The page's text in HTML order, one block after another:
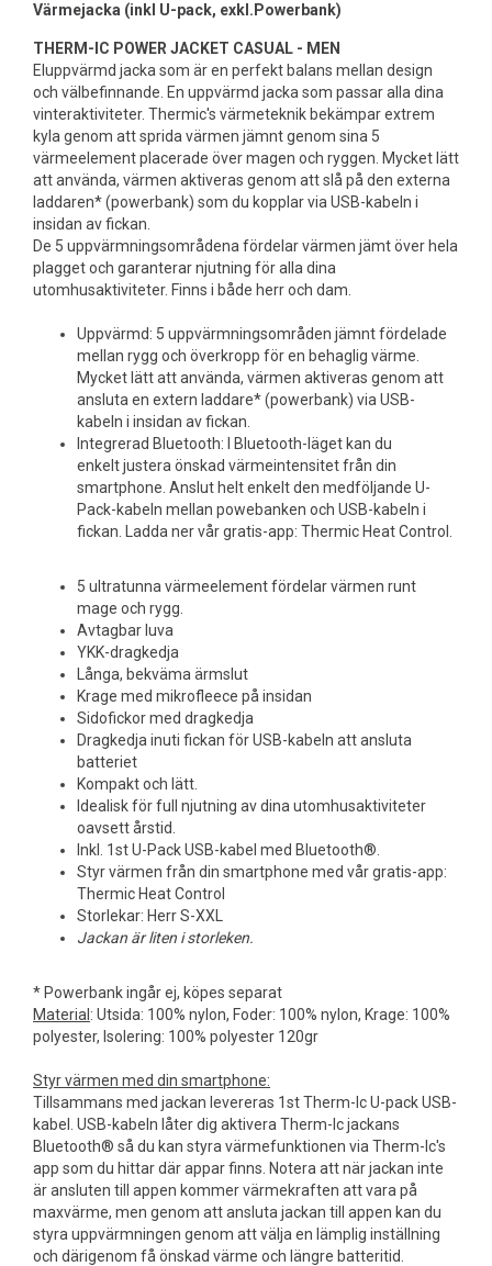
Värmejacka (inkl U-pack, exkl.Powerbank)
THERM-IC POWER JACKET CASUAL - MEN
Eluppvärmd jacka som är en perfekt balans mellan design
och välbefinnande. En uppvärmd jacka som passar alla dina
vinteraktiviteter. Thermic's värmeteknik bekämpar extrem
kyla genom att sprida värmen jämnt genom sina 5
värmeelement placerade över magen och ryggen. Mycket lätt
att använda, värmen aktiveras genom att slå på den externa
laddaren* (powerbank) som du kopplar via USB-kabeln i
insidan av fickan.
De 5 uppvärmningsområdena fördelar värmen jämt över hela
plagget och garanterar njutning för alla dina
utomhusaktiviteter. Finns i både herr och dam.
Uppvärmd: 5 uppvärmningsområden jämnt fördelade
mellan rygg och överkropp för en behaglig värme.
Mycket lätt att använda, värmen aktiveras genom att
ansluta en extern laddare* (powerbank) via USB-
kabeln i insidan av fickan.
Integrerad Bluetooth: I Bluetooth-läget kan du
enkelt justera önskad värmeintensitet från din
smartphone. Anslut helt enkelt den medföljande U-
Pack-kabeln mellan powebanken och USB-kabeln i
fickan. Ladda ner vår gratis-app: Thermic Heat Control.
5 ultratunna värmeelement fördelar värmen runt
mage och rygg.
Avtagbar luva
YKK-dragkedja
Långa, bekväma ärmslut
Krage med mikrofleece på insidan
Sidofickor med dragkedja
Dragkedja inuti fickan för USB-kabeln att ansluta
batteriet
Kompakt och lätt.
Idealisk för full njutning av dina utomhusaktiviteter
oavsett årstid.
Inkl. 1st U-Pack USB-kabel med Bluetooth®.
Styr värmen från din smartphone med vår gratis-app:
Thermic Heat Control
Storlekar: Herr S-XXL
Jackan är liten i storleken.
* Powerbank ingår ej, köpes separat
Material : Utsida: 100% nylon, Foder: 100% nylon, Krage: 100%
polyester, Isolering: 100% polyester 120gr
Styr värmen med din smartphone:
Tillsammans med jackan levereras 1st Therm-Ic U-pack USB-
kabel. USB-kabeln låter dig aktivera Therm-Ic jackans
Bluetooth® så du kan styra värmefunktionen via Therm-Ic's
app som du hittar där appar finns. Notera att när jackan inte
är ansluten till appen kommer värmekraften att vara på
maxvärme, men genom att ansluta jackan till appen kan du
styra uppvärmningen genom att välja en lämplig inställning
och därigenom få önskad värme och längre batteritid.